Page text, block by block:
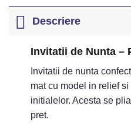
Descriere
Invitatii de Nunta –
Invitatii de nunta
mat cu model in relief
initialelor. Acesta se
pret.